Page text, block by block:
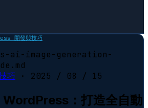
開發與技巧
ai-image-generation-
巧 · 2025 / 08 / 15
WordPress：打造全自動